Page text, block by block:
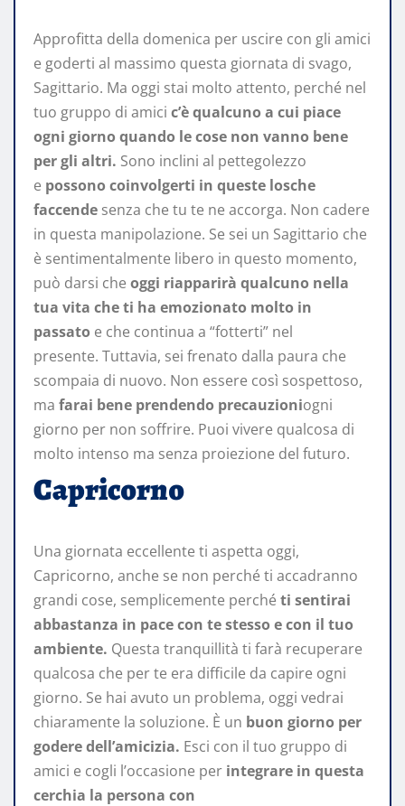
Approfitta della domenica per uscire con gli amici
e goderti al massimo questa giornata di svago,
Sagittario. Ma oggi stai molto attento, perché nel
tuo gruppo di amici c’è qualcuno a cui piace
ogni giorno quando le cose non vanno bene
per gli altri. Sono inclini al pettegolezzo
e possono coinvolgerti in queste losche
faccende senza che tu te ne accorga. Non cadere
in questa manipolazione. Se sei un Sagittario che
è sentimentalmente libero in questo momento,
può darsi che oggi riapparirà qualcuno nella
tua vita che ti ha emozionato molto in
passato e che continua a “fotterti” nel
presente. Tuttavia, sei frenato dalla paura che
scompaia di nuovo. Non essere così sospettoso,
ma farai bene prendendo precauzioniogni
giorno per non soffrire. Puoi vivere qualcosa di
molto intenso ma senza proiezione del futuro.
Capricorno
Una giornata eccellente ti aspetta oggi,
Capricorno, anche se non perché ti accadranno
grandi cose, semplicemente perché ti sentirai
abbastanza in pace con te stesso e con il tuo
ambiente. Questa tranquillità ti farà recuperare
qualcosa che per te era difficile da capire ogni
giorno. Se hai avuto un problema, oggi vedrai
chiaramente la soluzione. È un buon giorno per
godere dell’amicizia. Esci con il tuo gruppo di
amici e cogli l’occasione per integrare in questa
cerchia la persona con